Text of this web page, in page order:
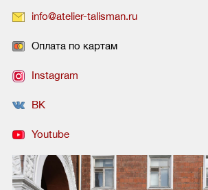
info@atelier-talisman.ru
Оплата по картам
Instagram
ВК
Youtube